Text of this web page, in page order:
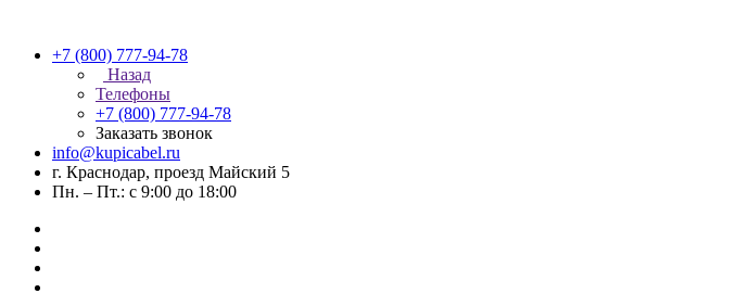
+7 (800) 777-94-78
Назад
Телефоны
+7 (800) 777-94-78
Заказать звонок
info@kupicabel.ru
г. Краснодар, проезд Майский 5
Пн. – Пт.: с 9:00 до 18:00